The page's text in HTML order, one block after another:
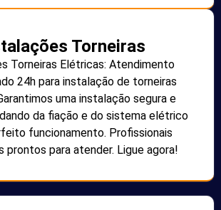
Torneiras
Torneiras Elétricas: Atendimento
24h para instalação de torneiras
uma instalação segura e
da fiação e do sistema elétrico
funcionamento. Profissionais
prontos para atender. Ligue agora!